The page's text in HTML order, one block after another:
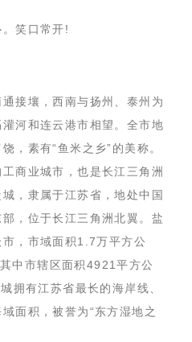
笑口常开!
壤，西南与扬州、泰州为
河和连云港市相望。全市地
，素有“鱼米之乡”的美称。
商业城市，也是长江三角洲
，隶属于江苏省，地处中国
，位于长江三角洲北翼。盐
，市域面积1.7万平方公
中市辖区面积4921平方公
拥有江苏省最长的海岸线、
面积，被誉为“东方湿地之